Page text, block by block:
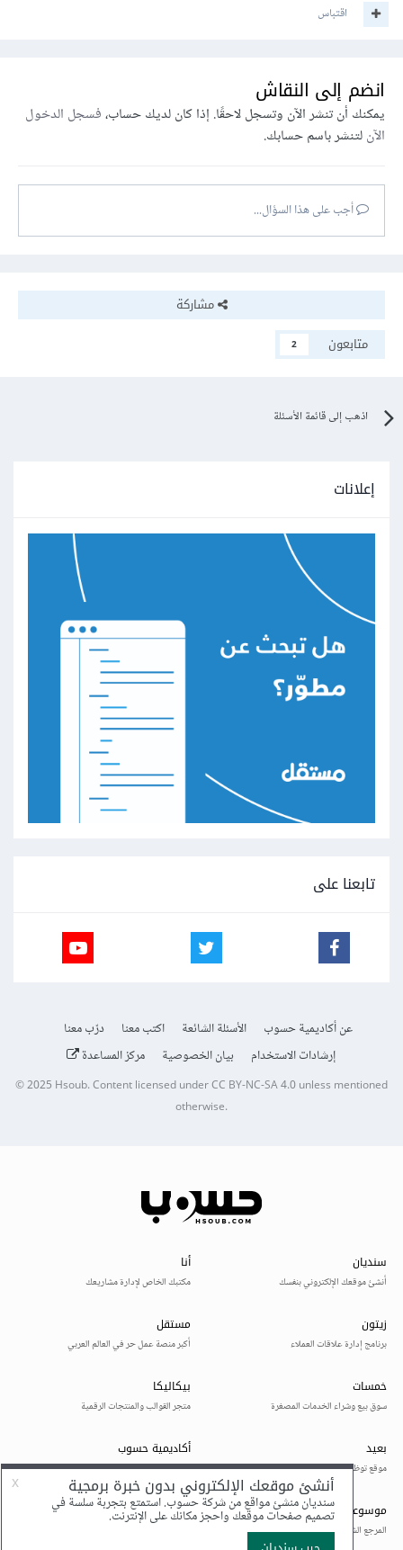
اقتباس
انضم إلى النقاش
يمكنك أن تنشر الآن وتسجل لاحقًا. إذا كان لديك حساب،فسجل الدخول
الآنلتنشر باسم حسابك.
أجب على هذا السؤال...
مشاركة
متابعون
2
اذهب إلى قائمة الأسئلة
إعلانات
تابعنا على
عن أكاديمية حسوب الأسئلة الشائعة اكتب معنا
درّب معنا
إرشادات الاستخدام
بيان الخصوصية مركز المساعدة
© 2025Hsoub.Content licensed underCC BY-NC-SA 4.0unless mentioned
otherwise.